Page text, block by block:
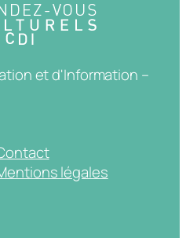
et d'Information –
légales